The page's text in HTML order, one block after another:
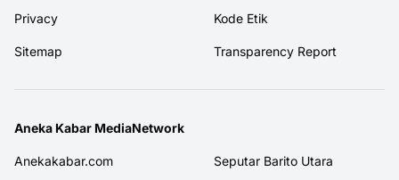
Privacy Kode Etik
Sitemap Transparency Report
Aneka Kabar MediaNetwork
Anekakabar.com Seputar Barito Utara